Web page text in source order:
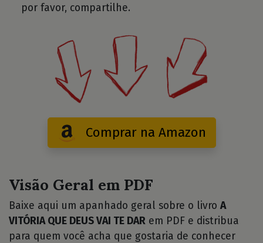
por favor, compartilhe.
Comprar na Amazon
Visão Geral em PDF
Baixe aqui um apanhado geral sobre o livro A
VITÓRIA QUE DEUS VAI TE DAR em PDF e distribua
para quem você acha que gostaria de conhecer